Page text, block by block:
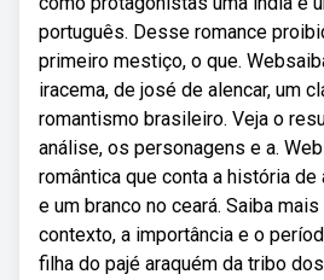
português. Desse romance
primeiro mestiço, o que.
iracema, de josé de alencar, um
romantismo brasileiro. Veja o
análise, os personagens e a.
romântica que conta a história de
e um branco no ceará. Saiba
contexto, a importância e o
filha do pajé araquém da tribo